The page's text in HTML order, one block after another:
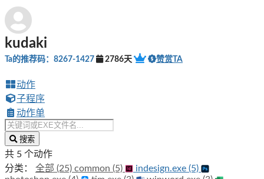
kudaki
Ta的推荐码：8267-1427 2786天 赞赏TA
动作
子程序
动作单
搜索
共 5 个动作
分类：
全部 (25) common (5)
indesign.exe (5)